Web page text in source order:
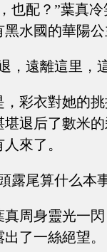
也配？”葉真
水國的華陽
，遠離這里，
，彩衣對她的
退后了數米
來了。
露尾算什么本
真周身靈光一
了一絲絕望。